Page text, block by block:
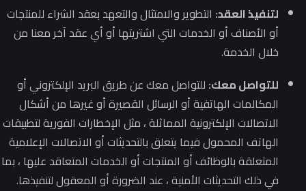
لتنفيذ العقد: التطوير والامتثال والتعهد بعقد الشراء للمنتجات
أو الأصناف أو الخدمات التي اشتريتها أو أي عقد آخر معنا من
خلال الخدمة.
للتواصل معك: للتواصل معك عن طريق البريد الإلكتروني أو
المكالمات الهاتفية أو الرسائل القصيرة أو غيرها من أشكال
الاتصالات الإلكترونية المماثلة ، مثل الإخطارات الفورية لتطبيقات
الهاتف المحمول فيما يتعلق بالتحديثات أو الاتصالات الإعلامية
المتعلقة بالوظائف أو المنتجات أو الخدمات المتعاقد عليها ، بما
في ذلك التحديثات الأمنية ، عند الضرورة أو المعقول لتنفيذها.